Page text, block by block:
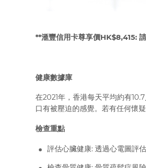
**滙豐信用卡尊享價HK$8,415:
健康數據庫
在2021年，香港每天平均約有
口有被壓迫的感覺。若有任何懷
檢查重點
評估心臟健康: 透過心電圖評